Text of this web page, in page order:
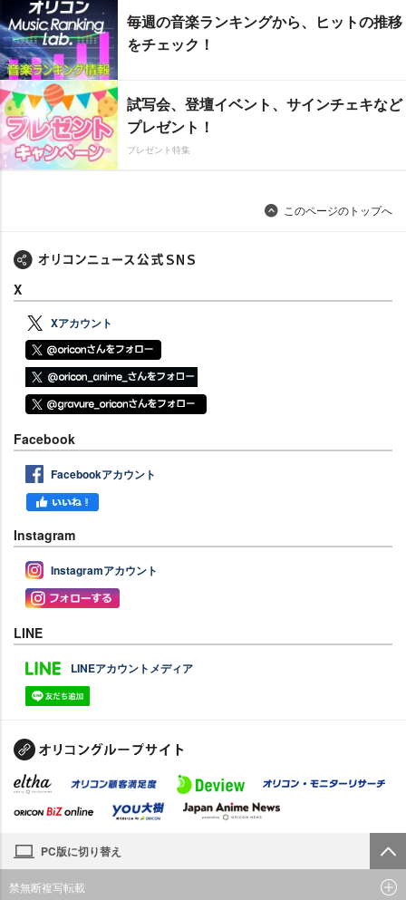
毎週の音楽ランキングから、ヒットの推移
をチェック！
試写会、登壇イベント、サインチェキなど
プレゼント！
プレゼント特集
このページのトップへ
X
Xアカウント
Facebook
Facebookアカウント
Instagram
Instagramアカウント
LINE
LINEアカウントメディア
PC版に切り替え
禁無断複写転載